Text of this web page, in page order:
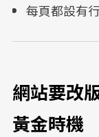
每頁都設有
網站要改
黃金時機